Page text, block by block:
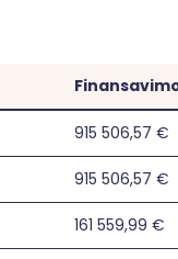
915 506,57 €
915 506,57 €
161 559,99 €